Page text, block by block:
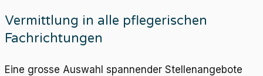
Vermittlung in alle pflegerischen
Fachrichtungen
Eine grosse Auswahl spannender Stellenangebote